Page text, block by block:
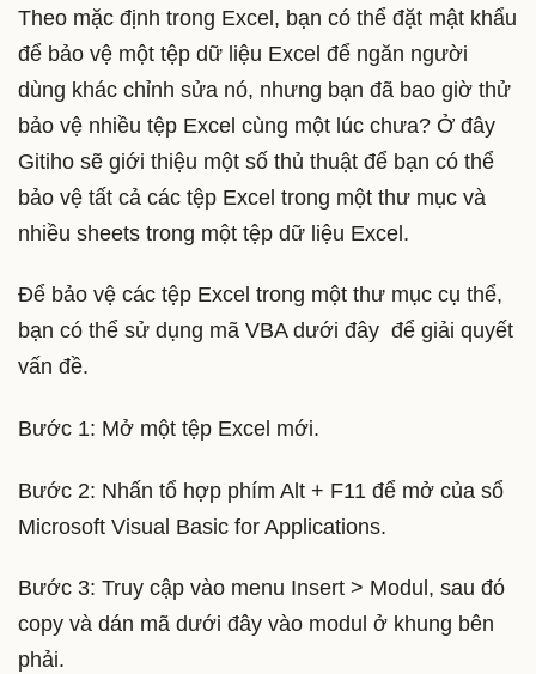
Theo mặc định trong Excel, bạn có thể đặt mật khẩu
để bảo vệ một tệp dữ liệu Excel để ngăn người
dùng khác chỉnh sửa nó, nhưng bạn đã bao giờ thử
bảo vệ nhiều tệp Excel cùng một lúc chưa? Ở đây
Gitiho sẽ giới thiệu một số thủ thuật để bạn có thể
bảo vệ tất cả các tệp Excel trong một thư mục và
nhiều sheets trong một tệp dữ liệu Excel.
Để bảo vệ các tệp Excel trong một thư mục cụ thể,
bạn có thể sử dụng mã VBA dưới đây để giải quyết
vấn đề.
Bước 1: Mở một tệp Excel mới.
Bước 2: Nhấn tổ hợp phím Alt + F11 để mở của sổ
Microsoft Visual Basic for Applications.
Bước 3: Truy cập vào menu Insert > Modul, sau đó
copy và dán mã dưới đây vào modul ở khung bên
phải.